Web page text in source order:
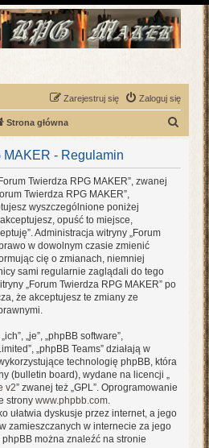
Zaloguj się
Zarejestruj się
Strona główna
MAKER - Regulamin
Twierdza RPG MAKER”, zwanej
Twierdza RPG MAKER”,
wyszczególnione poniżej
opuść to miejsce,
Administracja witryny „Forum
w dowolnym czasie zmienić
cię o zmianach, niemniej
sami regularnie zaglądali do tego
„Forum Twierdza RPG MAKER” po
że akceptujesz te zmiany ze
„je”, „phpBB software”,
„phpBB Teams” działają w
technologię phpBB, która
(bulletin board), wydane na licencji „
v2” zwanej też „GPL”. Oprogramowanie
strony www.phpbb.com.
ułatwia dyskusje przez internet, a jego
zamieszczanych w internecie za jego
można znaleźć na stronie